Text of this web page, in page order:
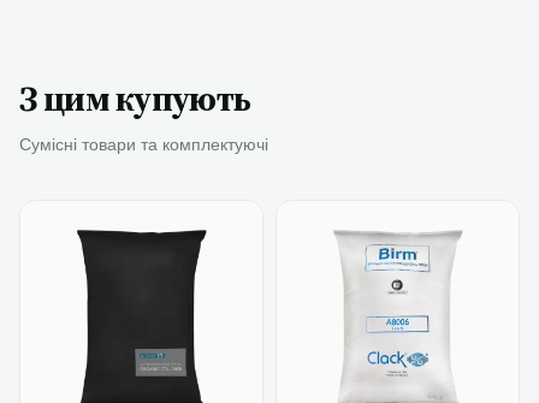
З цим купують
Сумісні товари та комплектуючі